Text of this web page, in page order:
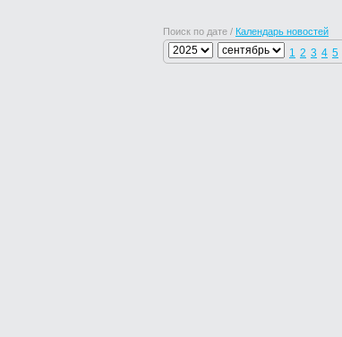
Поиск по дате / Календарь новостей
1 2 3 4 5